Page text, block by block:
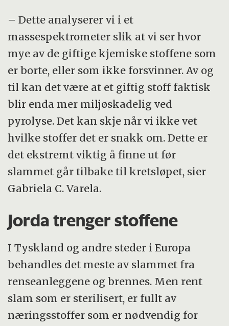
– Dette analyserer vi i et
massespektrometer slik at vi ser hvor
mye av de giftige kjemiske stoffene som
er borte, eller som ikke forsvinner. Av og
til kan det være at et giftig stoff faktisk
blir enda mer miljøskadelig ved
pyrolyse. Det kan skje når vi ikke vet
hvilke stoffer det er snakk om. Dette er
det ekstremt viktig å finne ut før
slammet går tilbake til kretsløpet, sier
Gabriela C. Varela.
Jorda trenger stoffene
I Tyskland og andre steder i Europa
behandles det meste av slammet fra
renseanleggene og brennes. Men rent
slam som er sterilisert, er fullt av
næringsstoffer som er nødvendig for